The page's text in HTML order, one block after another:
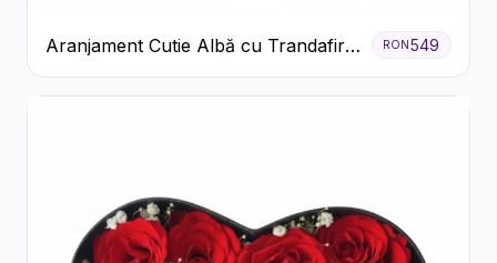
Aranjament Cutie Albă cu Trandafiri
Roșii și Raffaello
RON549